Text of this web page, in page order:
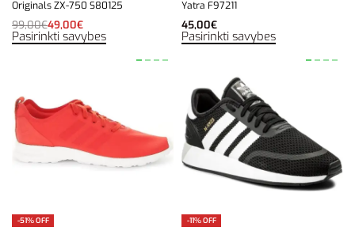
Originals ZX-750 S80125
99,00€49,00€
Pasirinkti savybes
Yatra F97211
45,00€
Pasirinkti savybes
-51% OFF -11% OFF